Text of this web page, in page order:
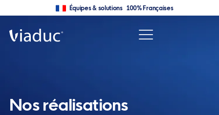
Équipes & solutions 100% Françaises
Nos réalisations